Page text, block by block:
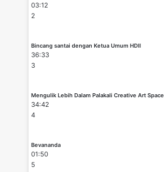
03:12
2
Bincang santai dengan Ketua Umum HDII
36:33
3
Mengulik Lebih Dalam Palakali Creative Art Space
34:42
4
Bevananda
01:50
5